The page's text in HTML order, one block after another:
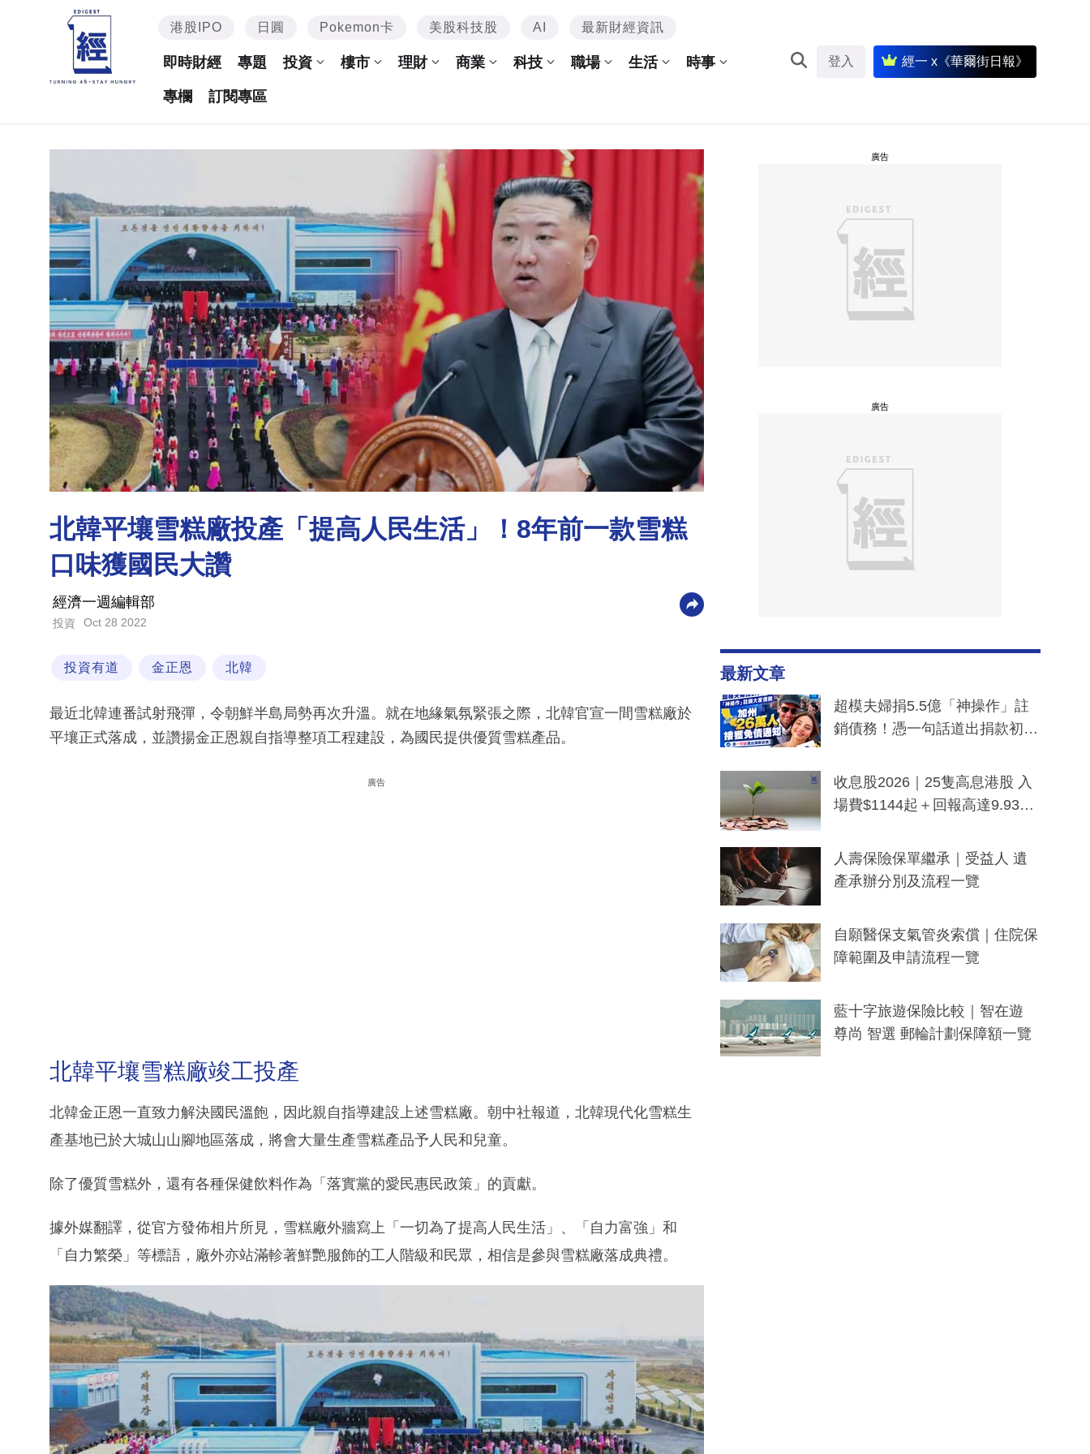
港股IPO 日圓 Pokemon卡 美股科技股 AI 最新財經資訊
即時財經 專題 投資 樓市 理財 商業 科技 職場 生活 時事
專欄 訂閱專區
登入 經一 x《華爾街日報》
北韓平壤雪糕廠投產「提高人民生活」！8年前一款雪糕
口味獲國民大讚
經濟一週編輯部
投資 Oct 28 2022
投資有道 金正恩 北韓
最近北韓連番試射飛彈，令朝鮮半島局勢再次升溫。就在地緣氣氛緊張之際，北韓官宣一間雪糕廠於
平壤正式落成，並讚揚金正恩親自指導整項工程建設，為國民提供優質雪糕產品。
廣告
北韓平壤雪糕廠竣工投產
北韓金正恩一直致力解決國民溫飽，因此親自指導建設上述雪糕廠。朝中社報道，北韓現代化雪糕生
產基地已於大城山山腳地區落成，將會大量生產雪糕產品予人民和兒童。
除了優質雪糕外，還有各種保健飲料作為「落實黨的愛民惠民政策」的貢獻。
據外媒翻譯，從官方發佈相片所見，雪糕廠外牆寫上「一切為了提高人民生活」、「自力富強」和
「自力繁榮」等標語，廠外亦站滿軫著鮮艷服飾的工人階級和民眾，相信是參與雪糕廠落成典禮。
廣告
廣告
最新文章
超模夫婦捐5.5億「神操作」註
銷債務！憑一句話道出捐款初
一度被誤當詐騙手段
收息股2026｜25隻高息港股 入
場費$1144起＋回報高達9.93
人壽保險保單繼承｜受益人 遺
產承辦分別及流程一覽
自願醫保支氣管炎索償｜住院保
障範圍及申請流程一覽
藍十字旅遊保險比較｜智在遊
尊尚 智選 郵輪計劃保障額一覽